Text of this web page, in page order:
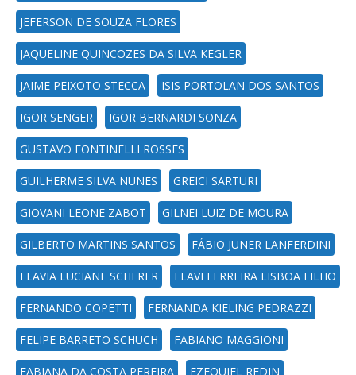
JEFERSON DE SOUZA FLORES
JAQUELINE QUINCOZES DA SILVA KEGLER
JAIME PEIXOTO STECCA ISIS PORTOLAN DOS SANTOS
IGOR SENGER IGOR BERNARDI SONZA
GUSTAVO FONTINELLI ROSSES
GUILHERME SILVA NUNES GREICI SARTURI
GIOVANI LEONE ZABOT GILNEI LUIZ DE MOURA
GILBERTO MARTINS SANTOS FÁBIO JUNER LANFERDINI
FLAVIA LUCIANE SCHERER FLAVI FERREIRA LISBOA FILHO
FERNANDO COPETTI FERNANDA KIELING PEDRAZZI
FELIPE BARRETO SCHUCH FABIANO MAGGIONI
FABIANA DA COSTA PEREIRA EZEQUIEL REDIN